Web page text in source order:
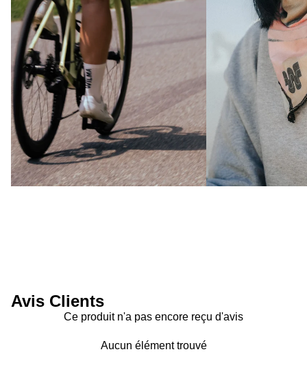
Avis Clients
Ce produit n'a pas encore reçu d'avis
Aucun élément trouvé